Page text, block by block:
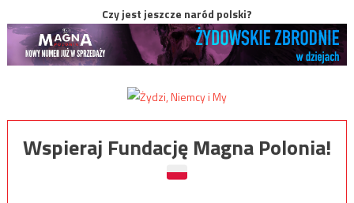
Czy jest jeszcze naród polski?
Wspieraj Fundację Magna Polonia!